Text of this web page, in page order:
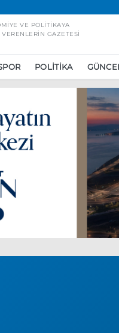
VE POLITIKAYA
VERENLERIN GAZETESI
POLITIKA
Ünlü çift bir etkinliğe